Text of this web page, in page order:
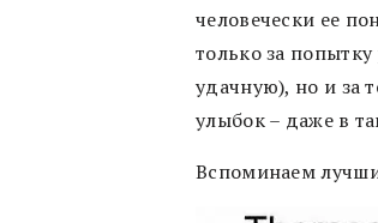
человечески ее
только за
удачную), но и за
улыбок – даже в
Вспоминаем